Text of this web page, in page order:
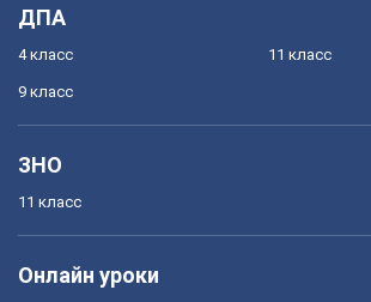
ДПА
4 класс
9 класс
11 класс
ЗНО
11 класс
Онлайн уроки